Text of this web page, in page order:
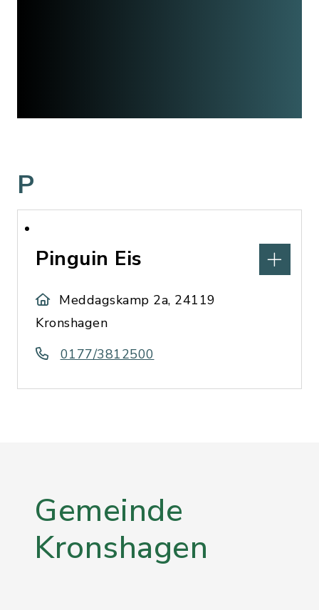
P
Pinguin Eis
Meddagskamp 2a, 24119
Kronshagen
0177/3812500
Gemeinde
Kronshagen